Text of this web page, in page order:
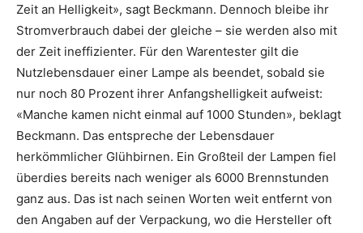
Zeit an Helligkeit», sagt Beckmann. Dennoch bleibe ihr
Stromverbrauch dabei der gleiche – sie werden also mit
der Zeit ineffizienter. Für den Warentester gilt die
Nutzlebensdauer einer Lampe als beendet, sobald sie
nur noch 80 Prozent ihrer Anfangshelligkeit aufweist:
«Manche kamen nicht einmal auf 1000 Stunden», beklagt
Beckmann. Das entspreche der Lebensdauer
herkömmlicher Glühbirnen. Ein Großteil der Lampen fiel
überdies bereits nach weniger als 6000 Brennstunden
ganz aus. Das ist nach seinen Worten weit entfernt von
den Angaben auf der Verpackung, wo die Hersteller oft